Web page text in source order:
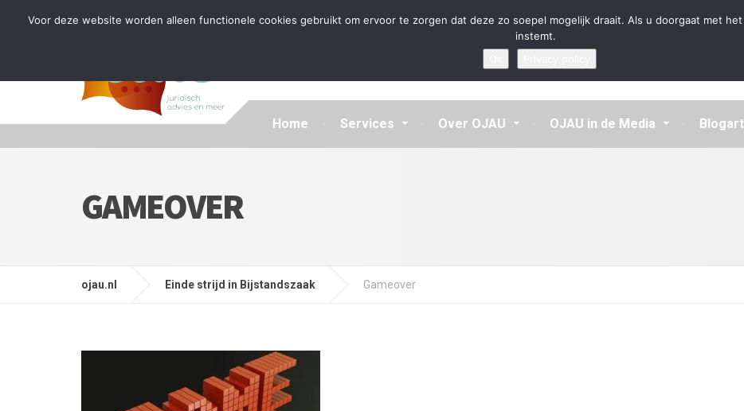
Tijdelijke stop: wegens drukte kan ik beperkt nieuwe zaken aannemen en vragen beantwoorden
Home Services Over OJAU OJAU in de Media
GAMEOVER
ojau.nl Einde strijd in Bijstandszaak Gameover
Voor deze website worden alleen functionele cookies gebruikt om ervoor te zorgen dat deze zo soepel mogelijk draait. Als u doorgaat met
instemt.